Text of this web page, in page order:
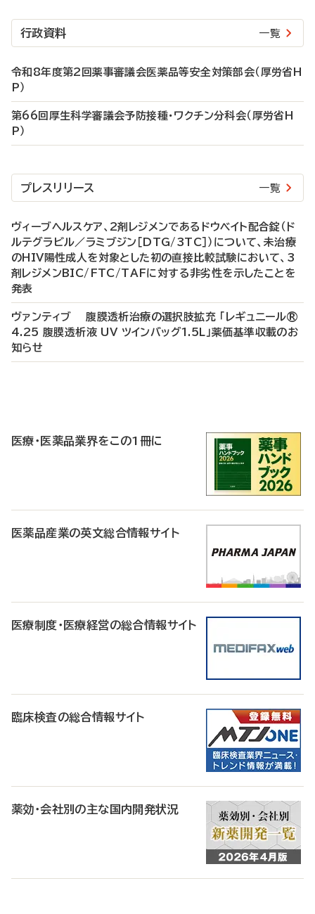
行政資料 一覧
令和8年度第2回薬事審議会医薬品等安全対策部会（厚労省H
P）
第66回厚生科学審議会予防接種・ワクチン分科会（厚労省H
P）
プレスリリース 一覧
ヴィーブヘルスケア、2剤レジメンであるドウベイト配合錠（ド
ルテグラビル／ラミブジン［DTG/3TC］）について、未治療
のHIV陽性成人を対象とした初の直接比較試験において、3
剤レジメンBIC/FTC/TAFに対する非劣性を示したことを
発表
ヴァンティブ 腹膜透析治療の選択肢拡充 「レギュニール®
4.25 腹膜透析液 UV ツインバッグ1.5L」薬価基準収載のお
知らせ
医療・医薬品業界をこの1冊に
医薬品産業の英文総合情報サイト
医療制度・医療経営の総合情報サイト
臨床検査の総合情報サイト
薬効・会社別の主な国内開発状況